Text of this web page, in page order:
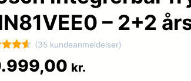
– 2+2
4.6
(35 kundeanmeldelser)
kr.